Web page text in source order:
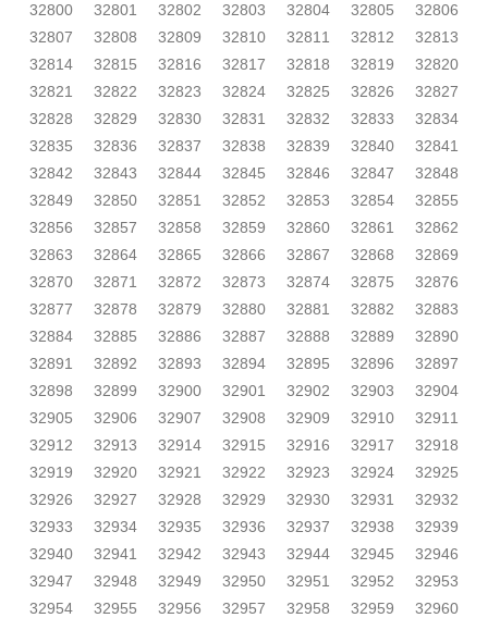
32800
32801 32802 32803 32804 32805
32806
32807
32808 32809 32810 32811 32812
32813
32814
32815 32816 32817 32818 32819
32820
32821
32822 32823 32824 32825 32826
32827
32828
32829 32830 32831 32832 32833
32834
32835
32836 32837 32838 32839 32840
32841
32842
32843 32844 32845 32846 32847
32848
32849
32850 32851 32852 32853 32854
32855
32856
32857 32858 32859 32860 32861
32862
32863
32864 32865 32866 32867 32868
32869
32870
32871 32872 32873 32874 32875
32876
32877
32878 32879 32880 32881 32882
32883
32884
32885 32886 32887 32888 32889
32890
32891
32892 32893 32894 32895 32896
32897
32898
32899 32900 32901 32902 32903
32904
32905
32906 32907 32908 32909 32910
32911
32912
32913 32914 32915 32916 32917
32918
32919
32920 32921 32922 32923 32924
32925
32926
32927 32928 32929 32930 32931
32932
32933
32934 32935 32936 32937 32938
32939
32940
32941 32942 32943 32944 32945
32946
32947
32948 32949 32950 32951 32952
32953
32954
32955 32956 32957 32958 32959
32960